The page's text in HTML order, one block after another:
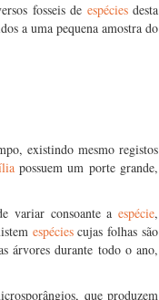
fosseis de espéciesdesta
a uma pequena amostra do
existindo mesmo registos
possuem um porte grande,
variar consoante a espécie,
espéciescujas folhas são
árvores durante todo o ano,
que produzem